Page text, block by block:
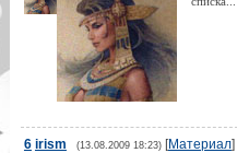
6 irism (13.08.2009 18:23)[Материал]